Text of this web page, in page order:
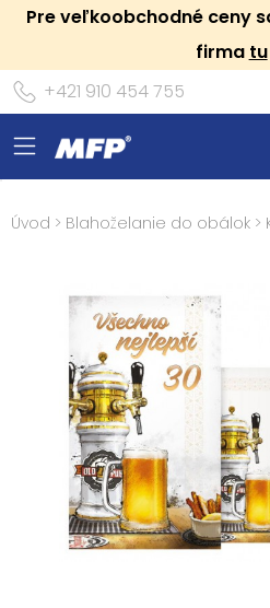
Pre veľkoobchodné ceny
firma tu
+421 910 454 755
Úvod > Blahoželanie do obálok >